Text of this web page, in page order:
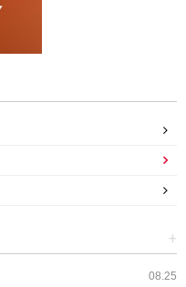
+
08.25